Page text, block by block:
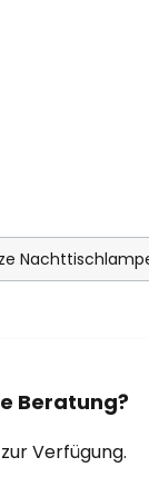
Beratung?
Verfügung.